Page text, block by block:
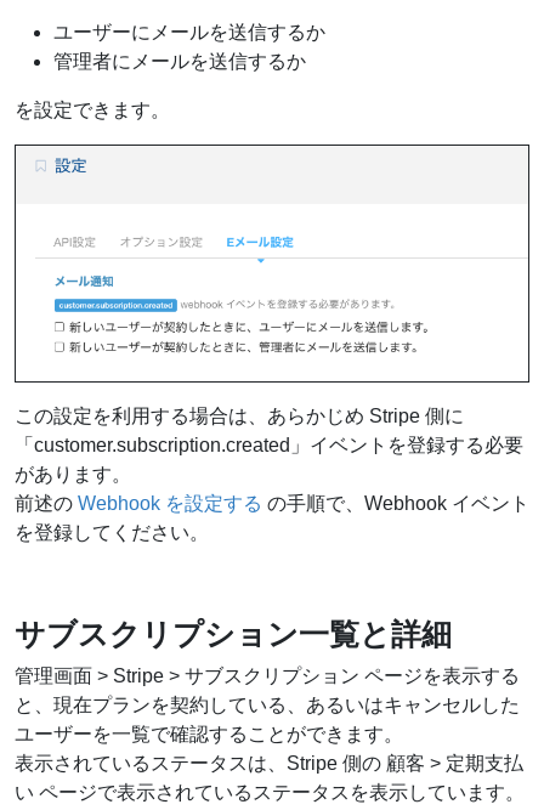
ユーザーにメールを送信するか
管理者にメールを送信するか
を設定できます。
この設定を利用する場合は、あらかじめ Stripe 側に
「customer.subscription.created」イベントを登録する必要
があります。
前述の Webhook を設定する の手順で、Webhook イベント
を登録してください。
サブスクリプション一覧と詳細
管理画面 > Stripe > サブスクリプション ページを表示する
と、現在プランを契約している、あるいはキャンセルした
ユーザーを一覧で確認することができます。
表示されているステータスは、Stripe 側の 顧客 > 定期支払
い ページで表示されているステータスを表示しています。